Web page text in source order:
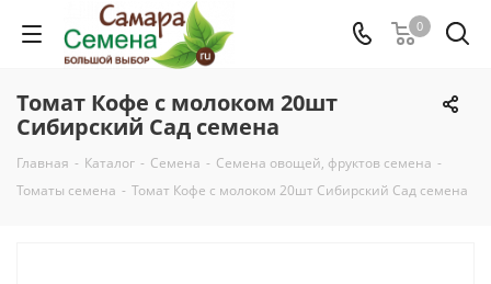
0
Томат Кофе с молоком 20шт
Сибирский Сад семена
Главная - Каталог - Семена - Семена овощей, фруктов семена -
Томаты семена - Томат Кофе с молоком 20шт Сибирский Сад семена